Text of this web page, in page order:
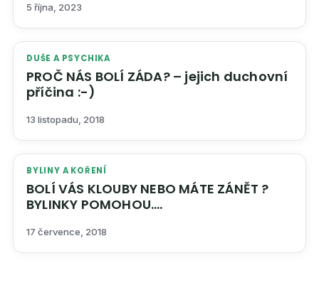
5 října, 2023
DUŠE A PSYCHIKA
PROČ NÁS BOLÍ ZÁDA? – jejich duchovní
příčina :-)
13 listopadu, 2018
BYLINY A KOŘENÍ
BOLÍ VÁS KLOUBY NEBO MÁTE ZÁNĚT ?
BYLINKY POMOHOU….
17 července, 2018